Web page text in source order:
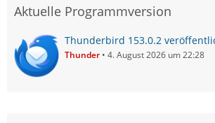
Aktuelle Programmversion
Thunderbird 153.0.2
Thunder 4. August 2026 um 22:28